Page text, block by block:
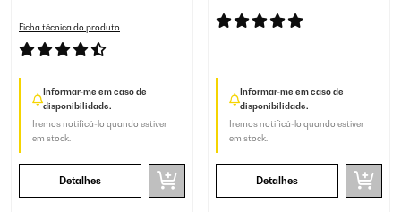
Ficha técnica do produto
Informar-me em caso de
disponibilidade.
Iremos notificá-lo quando estiver
em stock.
Detalhes
Informar-me em caso de
disponibilidade.
Iremos notificá-lo quando estiver
em stock.
Detalhes